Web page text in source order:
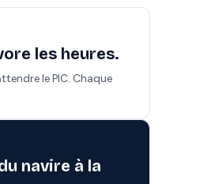
les heures.
le PIC. Chaque
navire à la